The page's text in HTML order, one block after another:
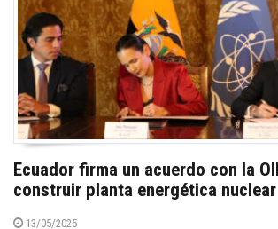
Ecuador firma un acuerdo con la
construir planta energética nuclear
13/05/2025